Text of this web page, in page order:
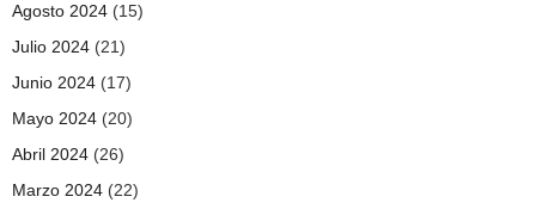
Agosto 2024 (15)
Julio 2024 (21)
Junio 2024 (17)
Mayo 2024 (20)
Abril 2024 (26)
Marzo 2024 (22)